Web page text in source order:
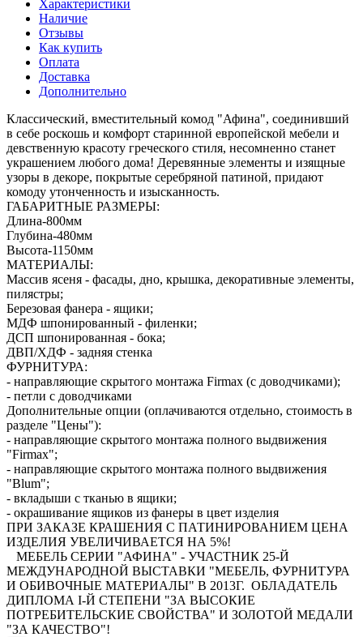
Характеристики
Наличие
Отзывы
Как купить
Оплата
Доставка
Дополнительно
Классический, вместительный комод "Афина", соединивший
в себе роскошь и комфорт старинной европейской мебели и
девственную красоту греческого стиля, несомненно станет
украшением любого дома! Деревянные элементы и изящные
узоры в декоре, покрытые серебряной патиной, придают
комоду утонченность и изысканность.
ГАБАРИТНЫЕ РАЗМЕРЫ:
Длина-800мм
Глубина-480мм
Высота-1150мм
МАТЕРИАЛЫ:
Массив ясеня - фасады, дно, крышка, декоративные элементы,
пилястры;
Березовая фанера - ящики;
МДФ шпонированный - филенки;
ДСП шпонированная - бока;
ДВП/ХДФ - задняя стенка
ФУРНИТУРА:
- направляющие скрытого монтажа Firmax (с доводчиками);
- петли с доводчиками
Дополнительные опции (оплачиваются отдельно, стоимость в
разделе "Цены"):
- направляющие скрытого монтажа полного выдвижения
"Firmax";
- направляющие скрытого монтажа полного выдвижения
"Blum";
- вкладыши с тканью в ящики;
- окрашивание ящиков из фанеры в цвет изделия
ПРИ ЗАКАЗЕ КРАШЕНИЯ С ПАТИНИРОВАНИЕМ ЦЕНА
ИЗДЕЛИЯ УВЕЛИЧИВАЕТСЯ НА 5%!
МЕБЕЛЬ СЕРИИ "АФИНА" - УЧАСТНИК 25-Й
МЕЖДУНАРОДНОЙ ВЫСТАВКИ "МЕБЕЛЬ, ФУРНИТУРА
И ОБИВОЧНЫЕ МАТЕРИАЛЫ" В 2013Г. ОБЛАДАТЕЛЬ
ДИПЛОМА I-Й СТЕПЕНИ "ЗА ВЫСОКИЕ
ПОТРЕБИТЕЛЬСКИЕ СВОЙСТВА" И ЗОЛОТОЙ МЕДАЛИ
"ЗА КАЧЕСТВО"!